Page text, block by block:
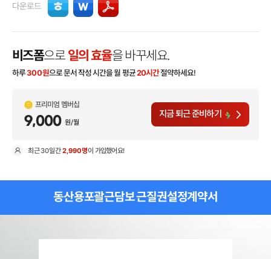
다운로드
비즈폼으로 일의 효율을 바꾸세요.
하루300원으로 문서 작성 시간을 월 평균20시간절약하세요!
프리미엄 멤버십
9,000 원/월
지금 퇴근 준비하기
최근30일간2,990명이 가입했어요!
동산용포괄근담보 근질권설정계약서